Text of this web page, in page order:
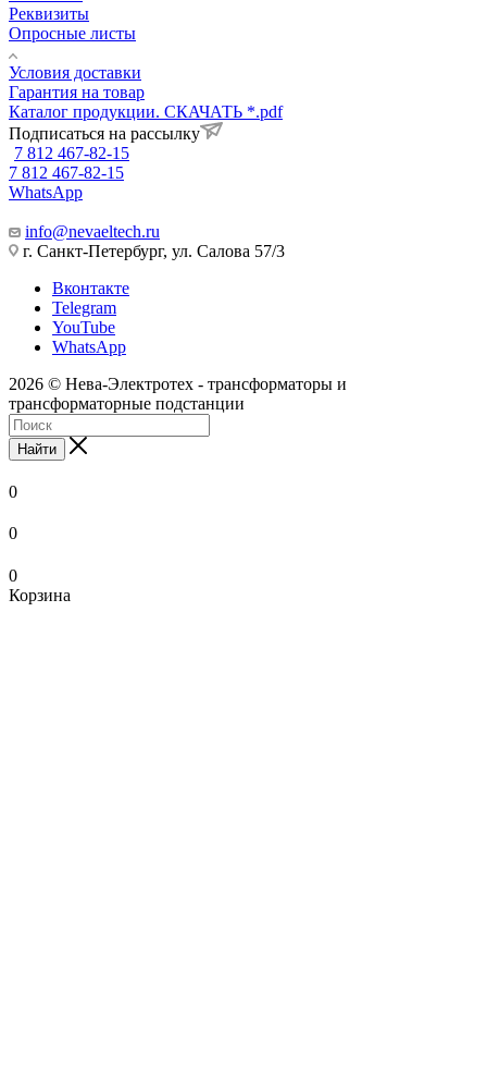
Реквизиты
Опросные листы
Условия доставки
Гарантия на товар
Каталог продукции. СКАЧАТЬ *.pdf
Подписаться на рассылку
7 812 467-82-15
7 812 467-82-15
WhatsApp
info@nevaeltech.ru
г. Санкт-Петербург, ул. Салова 57/3
Вконтакте
Telegram
YouTube
WhatsApp
2026 © Нева-Электротех - трансформаторы и
трансформаторные подстанции
Найти
0
0
0
Корзина